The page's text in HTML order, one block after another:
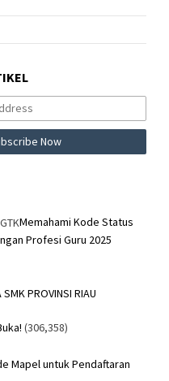
Memahami Kode Status
Profesi Guru 2025
PROVINSI RIAU
(306,358)
Mapel untuk Pendaftaran